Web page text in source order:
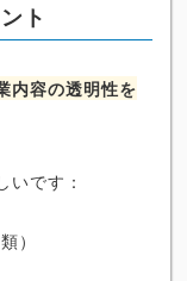
ト
内容の透明性を
です：
）